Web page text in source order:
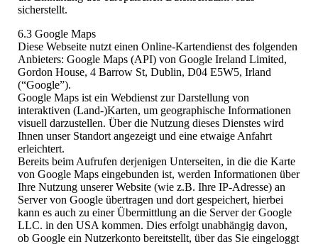
sicherstellt.
6.3 Google Maps
Diese Webseite nutzt einen Online-Kartendienst des folgenden
Anbieters: Google Maps (API) von Google Ireland Limited,
Gordon House, 4 Barrow St, Dublin, D04 E5W5, Irland
(“Google”).
Google Maps ist ein Webdienst zur Darstellung von
interaktiven (Land-)Karten, um geographische Informationen
visuell darzustellen. Über die Nutzung dieses Dienstes wird
Ihnen unser Standort angezeigt und eine etwaige Anfahrt
erleichtert.
Bereits beim Aufrufen derjenigen Unterseiten, in die die Karte
von Google Maps eingebunden ist, werden Informationen über
Ihre Nutzung unserer Website (wie z.B. Ihre IP-Adresse) an
Server von Google übertragen und dort gespeichert, hierbei
kann es auch zu einer Übermittlung an die Server der Google
LLC. in den USA kommen. Dies erfolgt unabhängig davon,
ob Google ein Nutzerkonto bereitstellt, über das Sie eingeloggt